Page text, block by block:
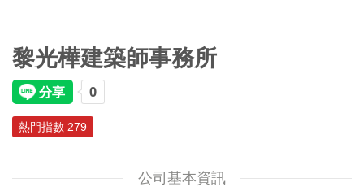
黎光樺建築師事務所
熱門指數 279
公司基本資訊